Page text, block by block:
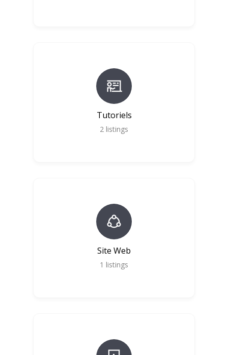
Tutoriels
2 listings
Site Web
1 listings